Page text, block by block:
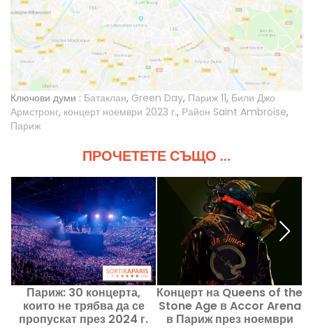
Ключови думи : Батаклан, Green Day, Париж 11, Били Джо
Армстронг, концерт ноември 2023 г., Район Saint Ambroise,
Париж
ПРОЧЕТЕТЕ СЪЩО ...
Париж: 30 концерта,
които не трябва да се
пропускат през 2024 г.
Концерт на Queens of the
Stone Age в Accor Arena
в Париж през ноември